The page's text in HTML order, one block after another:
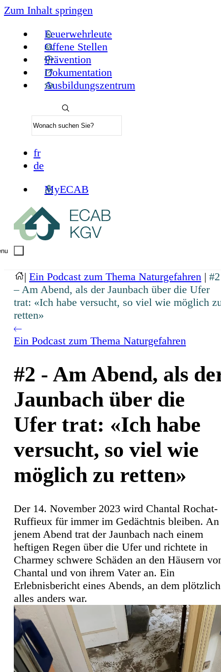
Zum Inhalt springen
Feuerwehrleute
Offene Stellen
Prävention
Dokumentation
Ausbildungszentrum
fr
de
MyECAB
| Ein Podcast zum Thema Naturgefahren | #2
– Am Abend, als der Jaunbach über die Ufer
trat: «Ich habe versucht, so viel wie möglich
retten»
Ein Podcast zum Thema Naturgefahren
#2 - Am Abend, als
Jaunbach über die
Ufer trat: «Ich habe
versucht, so viel wie
möglich zu retten»
Der 14. November 2023 wird Chantal Rochat-
Ruffieux für immer im Gedächtnis bleiben. An
jenem Abend trat der Jaunbach nach einem
heftigen Regen über die Ufer und richtete in
Charmey schwere Schäden an den Häusern
Chantal und von ihrem Vater an. Ein
Erlebnisbericht eines Abends, an dem plötzlich
alles anders war.